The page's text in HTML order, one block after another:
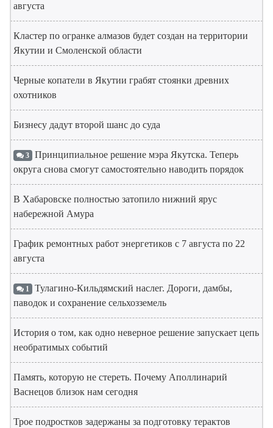
августа
Кластер по огранке алмазов будет создан на территории
Якутии и Смоленской области
Черные копатели в Якутии грабят стоянки древних
охотников
Бизнесу дадут второй шанс до суда
3 Принципиальное решение мэра Якутска. Теперь
округа снова смогут самостоятельно наводить порядок
В Хабаровске полностью затопило нижний ярус
набережной Амура
График ремонтных работ энергетиков с 7 августа по 22
августа
1 Тулагино-Кильдямский наслег. Дороги, дамбы,
паводок и сохранение сельхозземель
История о том, как одно неверное решение запускает цепь
необратимых событий
Память, которую не стереть. Почему Аполлинарий
Васнецов близок нам сегодня
Трое подростков задержаны за подготовку терактов